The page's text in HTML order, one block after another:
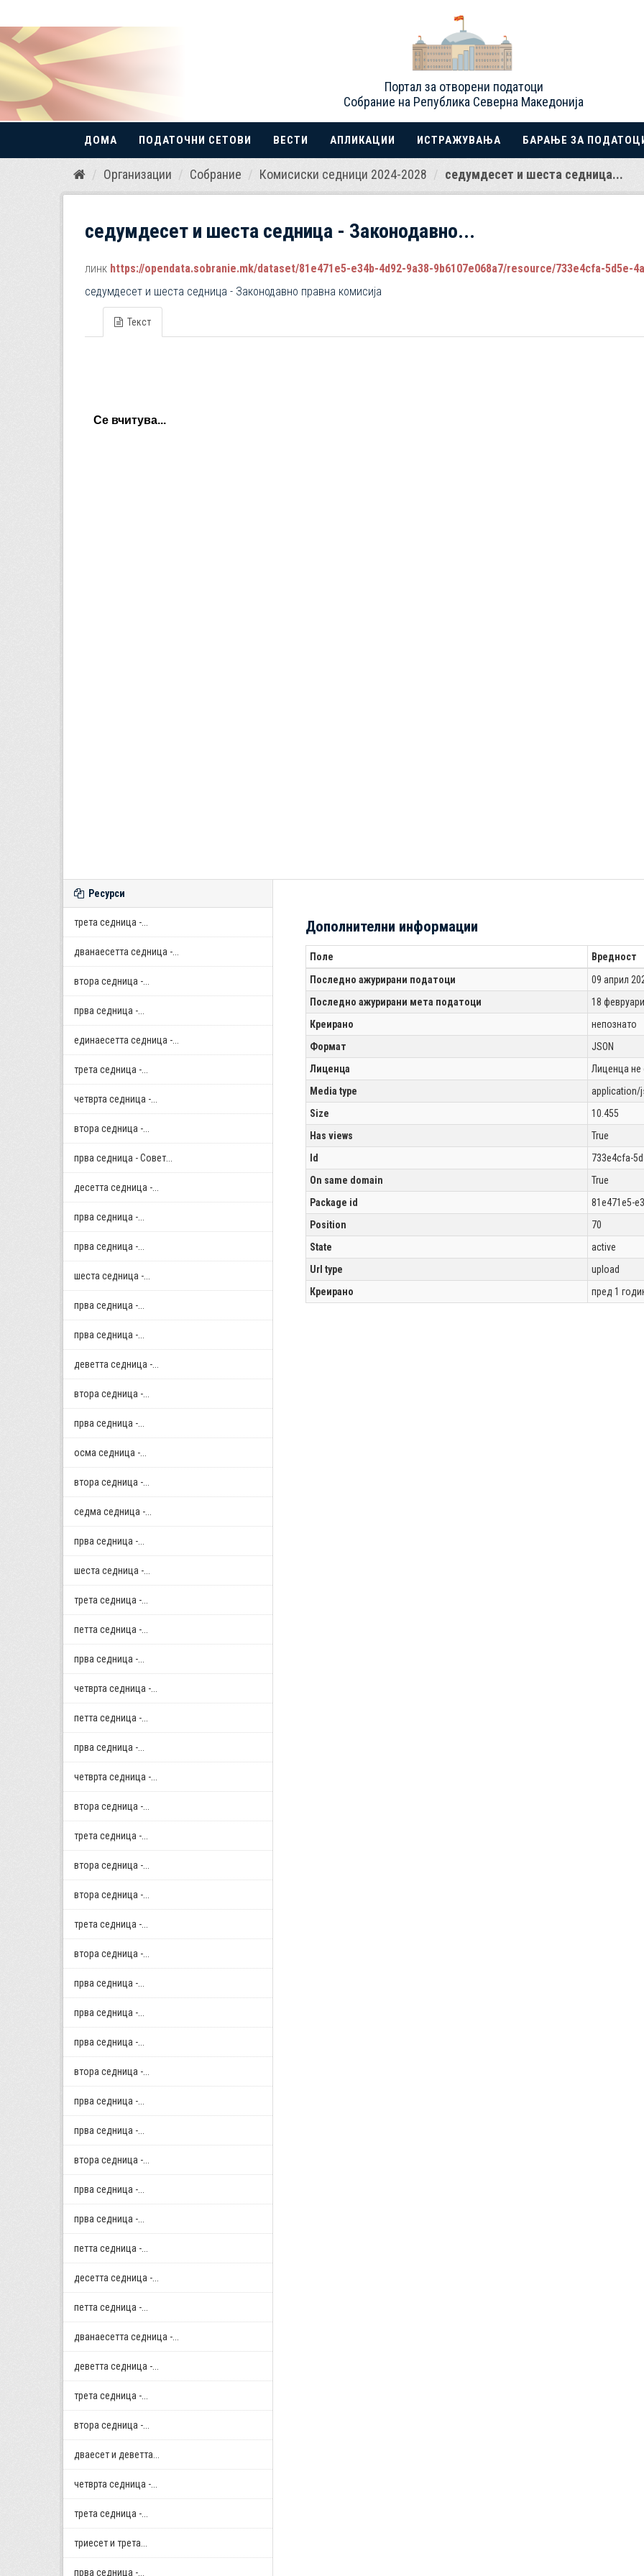
Прескокнете
Портал за отворени податоци
Собрание на Република Северна Македонија
ДОМА ПОДАТОЧНИ СЕТОВИ ВЕСТИ АПЛИКАЦИИ ИСТРАЖУВАЊА БАРАЊЕ ЗА
Организации Собрание Комисиски седници 2024-2028 седумдесет и шеста седница...
седумдесет и шеста седница - Законодавно...
линк https://opendata.sobranie.mk/dataset/81e471e5-e34b-4d92-9a38-9b6107e068a7/resource/733e4cfa-5d5e-4a22-addd-
седумдесет и шеста седница - Законодавно правна комисија
Текст
Ресурси
трета седница -...
дванаесетта седница -...
втора седница -...
прва седница -...
единаесетта седница -...
трета седница -...
четврта седница -...
втора седница -...
прва седница - Совет...
десетта седница -...
прва седница -...
прва седница -...
шеста седница -...
прва седница -...
прва седница -...
деветта седница -...
втора седница -...
прва седница -...
осма седница -...
втора седница -...
седма седница -...
прва седница -...
шеста седница -...
трета седница -...
петта седница -...
прва седница -...
четврта седница -...
петта седница -...
прва седница -...
четврта седница -...
втора седница -...
трета седница -...
втора седница -...
втора седница -...
трета седница -...
втора седница -...
прва седница -...
прва седница -...
прва седница -...
втора седница -...
прва седница -...
прва седница -...
втора седница -...
прва седница -...
прва седница -...
петта седница -...
десетта седница -...
петта седница -...
дванаесетта седница -...
деветта седница -...
трета седница -...
втора седница -...
дваесет и деветта...
четврта седница -...
трета седница -...
триесет и трета...
прва седница -...
Дополнителни информации
Поле
Вредност
Последно ажурирани податоци
09 април
Последно ажурирани мета податоци
18
Креирано
непознато
Формат
JSON
Лиценца
Лиценца не
Media type
application/
Size
10.455
Has views
True
Id
733e4cfa-
On same domain
True
Package id
81e471e5-
Position
70
State
active
Url type
upload
Креирано
пред 1